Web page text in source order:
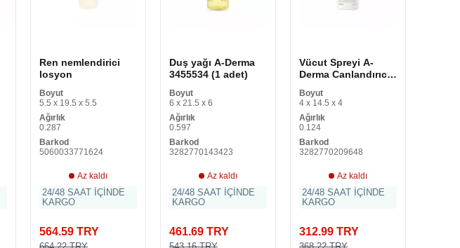
Ren nemlendirici
losyon
Boyut
5.5 x 19.5 x 5.5
Ağırlık
0.287
Barkod
5060033771624
Az kaldı
24/48 SAAT İÇİNDE
KARGO
564.59 TRY
Duş yağı A-Derma
3455534 (1 adet)
Boyut
6 x 21.5 x 6
Ağırlık
0.597
Barkod
3282770143423
Az kaldı
24/48 SAAT İÇİNDE
KARGO
461.69 TRY
Vücut Spreyi A-
Derma Canlandırıcı
Canlandırıcı
Boyut
4 x 14.5 x 4
Ağırlık
0.124
Barkod
3282770209648
Az kaldı
24/48 SAAT İÇİNDE
KARGO
312.99 TRY